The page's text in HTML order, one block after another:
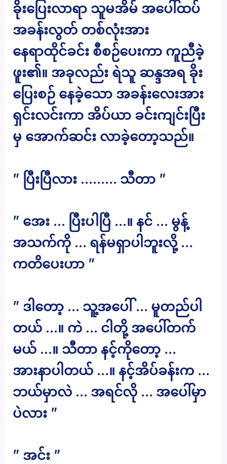
ခိုးပြေးလာရာ သူမအိမ် အပေါ်ထပ်
အခန်းလွတ် တစ်လုံးအား
နေရာထိုင်ခင်း စီစဉ်ပေးကာ ကူညီခဲ့
ဖူး၏။ အခုလည်း ရဲသူ ဆန္ဒအရ ခိုး
ပြေးစဉ် နေခဲ့သော အခန်းလေးအား
ရှင်းလင်းကာ အိပ်ယာ ခင်းကျင်းပြီး
မှ အောက်ဆင်း လာခဲ့တော့သည်။
” ပြီးပြီလား ……… သီတာ ”
” အေး … ပြီးပါပြီ …။ နင် … မွန့်
အသက်ကို … ရန်မရှာပါဘူးလို့ …
ကတိပေးဟာ ”
” ဒါတော့ … သူ့အပေါ် … မူတည်ပါ
တယ် …။ ကဲ … ငါတို့ အပေါ်တက်
မယ် …။ သီတာ နင့်ကိုတော့ …
အားနာပါတယ် …။ နင့်အိပ်ခန်းက …
ဘယ်မှာလဲ … အရင်လို … အပေါ်မှာ
ပဲလား ”
” အင်း ”